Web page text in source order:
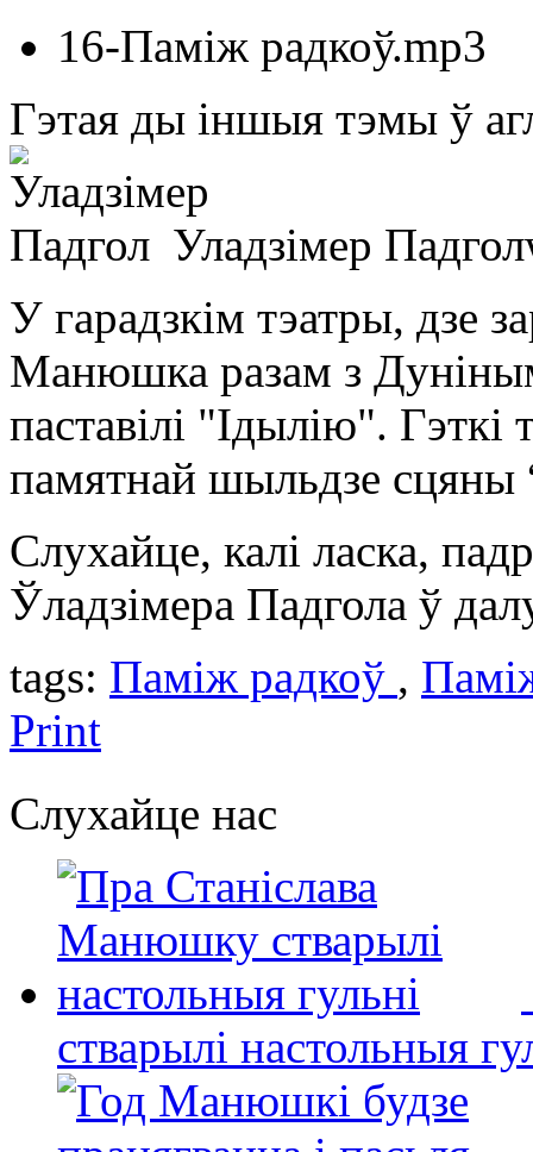
16-Паміж радкоў.mp3
Гэтая ды іншыя тэмы ў
Уладзімeр Падгол
У гарадзкім тэатры, дзе
Манюшка разам з
паставілі "Ідылію". Гэткі
памятнай шыльдзе
Слухайце, калі ласка,
Ўладзімера Падгола ў
tags: Паміж радкоў ,
Print
Слухайце нас
стварылі настольныя